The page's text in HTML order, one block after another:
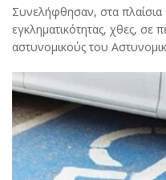
Συνελήφθησαν, στα
εγκληματικότητας, χθες, σε
αστυνομικούς του